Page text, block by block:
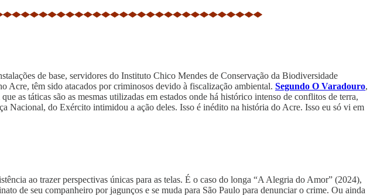
de base, servidores do Instituto Chico Mendes de Conservação da Biodiversidade
Acre, têm sido atacados por criminosos devido à fiscalização ambiental. Segundo O Varadouro,
as táticas são as mesmas utilizadas em estados onde há histórico intenso de conflitos de terra,
Nacional, do Exército intimidou a ação deles. Isso é inédito na história do Acre. Isso eu só vi em
ao trazer perspectivas únicas para as telas. É o caso do longa “A Alegria do Amor” (2024),
de seu companheiro por jagunços e se muda para São Paulo para denunciar o crime. Ou ainda